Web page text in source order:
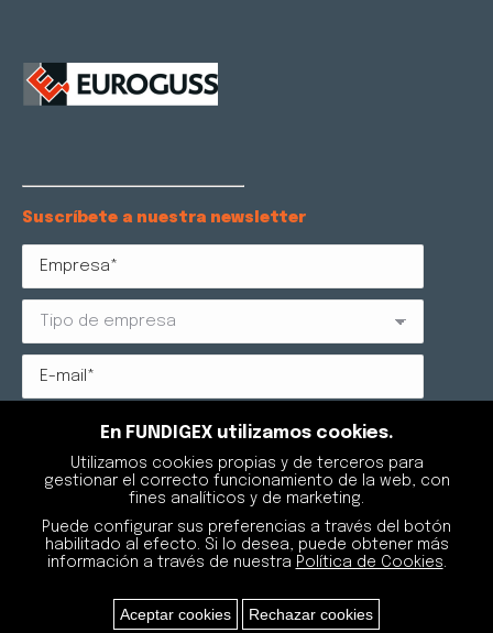
Suscríbete a nuestra newsletter
Protección de datos: Reglamento (UE) 2016/679 RGPD y
EXPORTADORES DE FUNDICIÓN, como responsable del
tratamiento, tratará sus datos para gestionar su
suscripción a la newsletter. Podrá retirar su
consentimiento sin que se vean afectados los
tratamientos de datos que se hayan podido realizar
con anterioridad, y podrá ejercitar los derechos de
acceso, rectificación y supresión de los datos, entre
adicional que está a su disposición en el apartado de
Política de Privacidad.
En FUNDIGEX utilizamos cookies.
Utilizamos cookies propias y de terceros para
gestionar el correcto funcionamiento de la web, con
fines analíticos y de marketing.
Puede configurar sus preferencias a través del botón
habilitado al efecto. Si lo desea, puede obtener más
información a través de nuestra Política de Cookies.
Aceptar cookies Rechazar cookies